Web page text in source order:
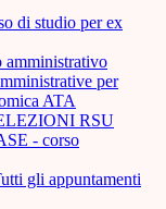
di studio per ex
per
ATA
RSU
- corso
gli appuntamenti